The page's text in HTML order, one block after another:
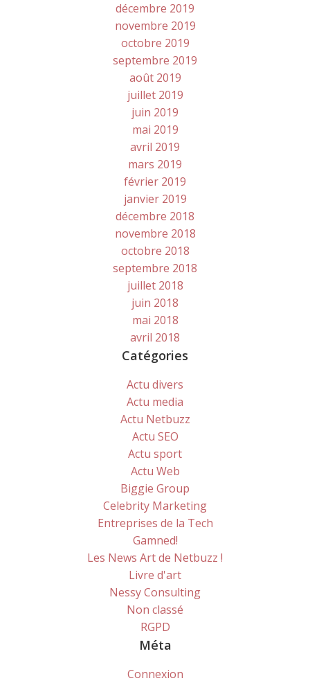
décembre 2019
novembre 2019
octobre 2019
septembre 2019
août 2019
juillet 2019
juin 2019
mai 2019
avril 2019
mars 2019
février 2019
janvier 2019
décembre 2018
novembre 2018
octobre 2018
septembre 2018
juillet 2018
juin 2018
mai 2018
avril 2018
Catégories
Actu divers
Actu media
Actu Netbuzz
Actu SEO
Actu sport
Actu Web
Biggie Group
Celebrity Marketing
Entreprises de la Tech
Gamned!
Les News Art de Netbuzz !
Livre d'art
Nessy Consulting
Non classé
RGPD
Méta
Connexion